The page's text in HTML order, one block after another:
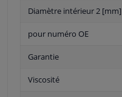
Diamètre intérieur 2 [mm]
pour numéro OE
Garantie
Viscosité